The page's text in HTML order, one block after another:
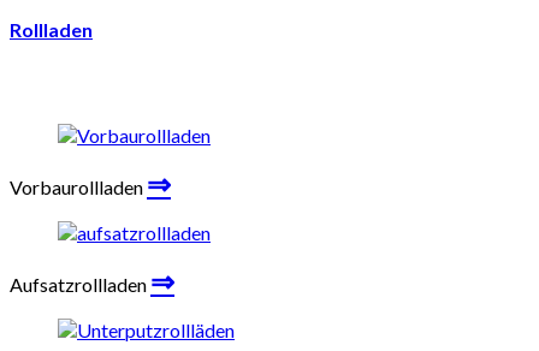
Rollladen
Vorbaurollladen ⇒
Aufsatzrollladen ⇒